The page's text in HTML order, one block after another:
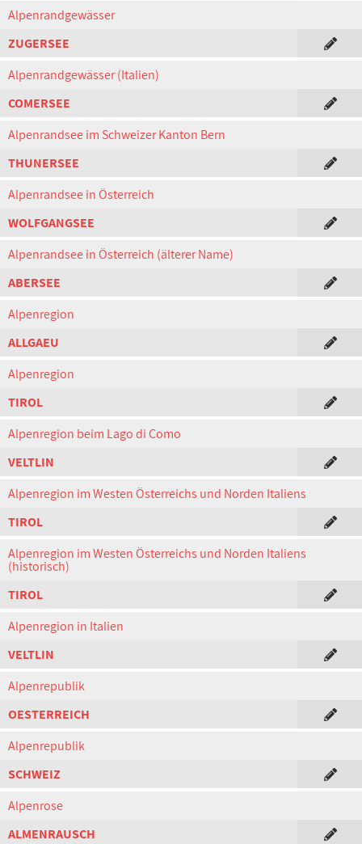
Alpenrandgewässer
ZUGERSEE
Alpenrandgewässer (Italien)
COMERSEE
Alpenrandsee im Schweizer Kanton Bern
THUNERSEE
Alpenrandsee in Österreich
WOLFGANGSEE
Alpenrandsee in Österreich (älterer Name)
ABERSEE
Alpenregion
ALLGAEU
Alpenregion
TIROL
Alpenregion beim Lago di Como
VELTLIN
Alpenregion im Westen Österreichs und Norden Italiens
TIROL
Alpenregion im Westen Österreichs und Norden Italiens
(historisch)
TIROL
Alpenregion in Italien
VELTLIN
Alpenrepublik
OESTERREICH
Alpenrepublik
SCHWEIZ
Alpenrose
ALMENRAUSCH